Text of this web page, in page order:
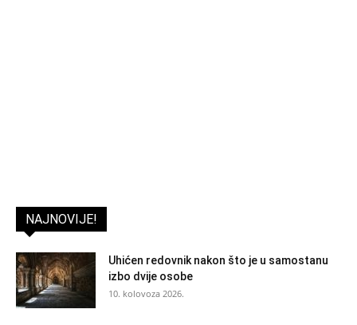
NAJNOVIJE!
Uhićen redovnik nakon što je u samostanu
izbo dvije osobe
10. kolovoza 2026.